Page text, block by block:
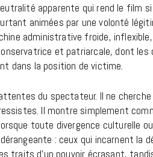
apparente qui rend le film
animées par une volonté
administrative froide,
et patriarcale, dont
dans la position de victime.
du spectateur. Il ne
Il montre simplement
toute divergence culturelle
: ceux qui incarnent la
traits d’un pouvoir écrasant,